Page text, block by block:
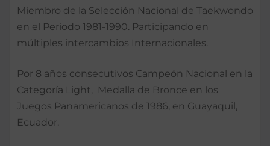
Miembro de la Selección Nacional de Taekwondo
en el Periodo 1981-1990. Participando en
múltiples intercambios Internacionales.
Por 8 años consecutivos Campeón Nacional en la
Categoría Light, Medalla de Bronce en los
Juegos Panamericanos de 1986, en Guayaquil,
Ecuador.